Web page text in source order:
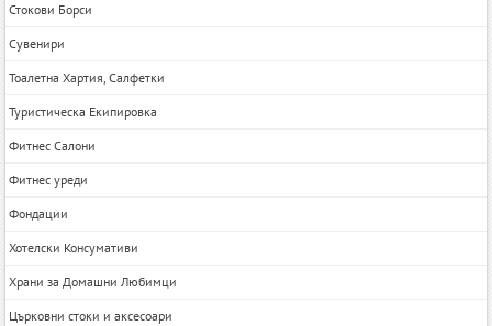
Стокови Борси
Сувенири
Тоалетна Хартия, Салфетки
Туристическа Екипировка
Фитнес Салони
Фитнес уреди
Фондации
Хотелски Консумативи
Храни за Домашни Любимци
Църковни стоки и аксесоари